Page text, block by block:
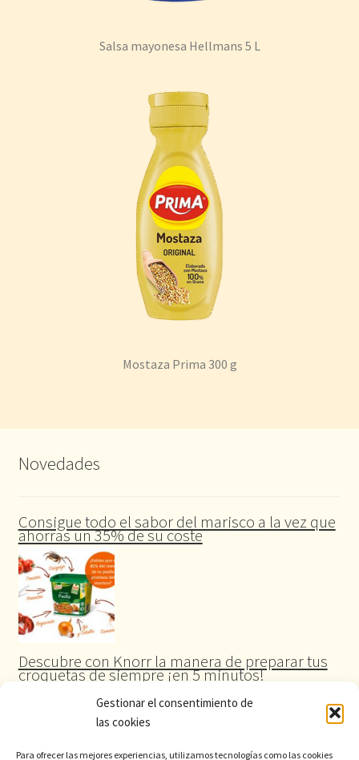
Gestionar el consentimiento de
las cookies
Para ofrecer las mejores experiencias, utilizamos tecnologías como las cookies
Salsa mayonesa Hellmans 5 L
Mostaza Prima 300 g
Novedades
Consigue todo el sabor del marisco a la vez que
ahorras un 35% de su coste
Descubre con Knorr la manera de preparar tus
croquetas de siempre ¡en 5 minutos!